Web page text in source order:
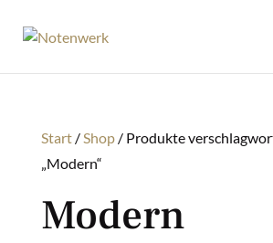
Start/Shop/ Produkte
„Modern“
Modern